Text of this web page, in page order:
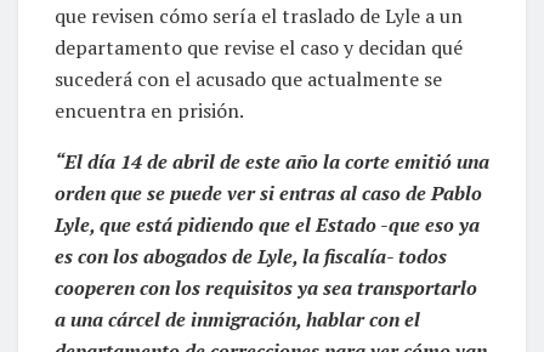
que revisen cómo sería el traslado de Lyle a un
departamento que revise el caso y decidan qué
sucederá con el acusado que actualmente se
encuentra en prisión.
“El día 14 de abril de este año la corte emitió una
orden que se puede ver si entras al caso de Pablo
Lyle, que está pidiendo que el Estado -que eso ya
es con los abogados de Lyle, la fiscalía- todos
cooperen con los requisitos ya sea transportarlo
a una cárcel de inmigración, hablar con el